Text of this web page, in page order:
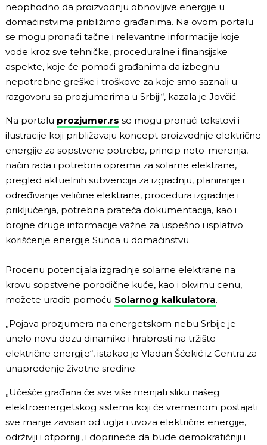
neophodno da proizvodnju obnovljive energije u
domaćinstvima približimo građanima. Na ovom portalu
se mogu pronaći tačne i relevantne informacije koje
vode kroz sve tehničke, proceduralne i finansijske
aspekte, koje će pomoći građanima da izbegnu
nepotrebne greške i troškove za koje smo saznali u
razgovoru sa prozjumerima u Srbiji“, kazala je Jovčić.
Na portalu prozjumer.rs se mogu pronaći tekstovi i
ilustracije koji približavaju koncept proizvodnje električne
energije za sopstvene potrebe, princip neto-merenja,
način rada i potrebna oprema za solarne elektrane,
pregled aktuelnih subvencija za izgradnju, planiranje i
određivanje veličine elektrane, procedura izgradnje i
priključenja, potrebna prateća dokumentacija, kao i
brojne druge informacije važne za uspešno i isplativo
korišćenje energije Sunca u domaćinstvu.
Procenu potencijala izgradnje solarne elektrane na
krovu sopstvene porodične kuće, kao i okvirnu cenu,
možete uraditi pomoću Solarnog kalkulatora.
„Pojava prozjumera na energetskom nebu Srbije je
unelo novu dozu dinamike i hrabrosti na tržište
električne energije“, istakao je Vladan Šćekić iz Centra za
unapređenje životne sredine.
„Učešće građana će sve više menjati sliku našeg
elektroenergetskog sistema koji će vremenom postajati
sve manje zavisan od uglja i uvoza električne energije,
održiviji i otporniji, i doprineće da bude demokratičniji i